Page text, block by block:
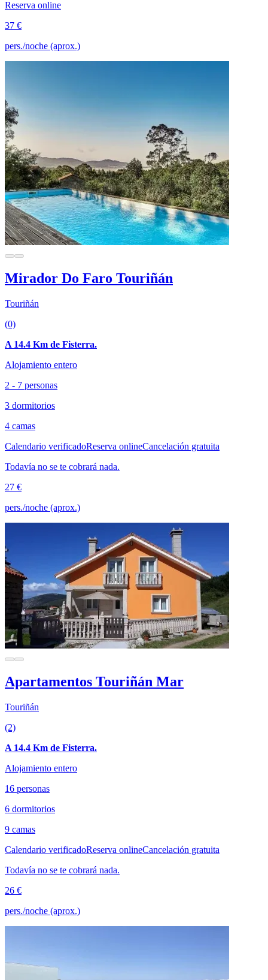
Reserva online
37 €
pers./noche (aprox.)
Mirador Do Faro Touriñán
Touriñán
(0)
A 14.4 Km de Fisterra.
Alojamiento entero
2 - 7 personas
3 dormitorios
4 camas
Calendario verificadoReserva onlineCancelación gratuita
Todavía no se te cobrará nada.
27 €
pers./noche (aprox.)
Apartamentos Touriñán Mar
Touriñán
(2)
A 14.4 Km de Fisterra.
Alojamiento entero
16 personas
6 dormitorios
9 camas
Calendario verificadoReserva onlineCancelación gratuita
Todavía no se te cobrará nada.
26 €
pers./noche (aprox.)